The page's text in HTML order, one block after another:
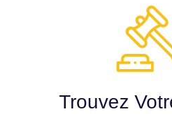
Trouvez